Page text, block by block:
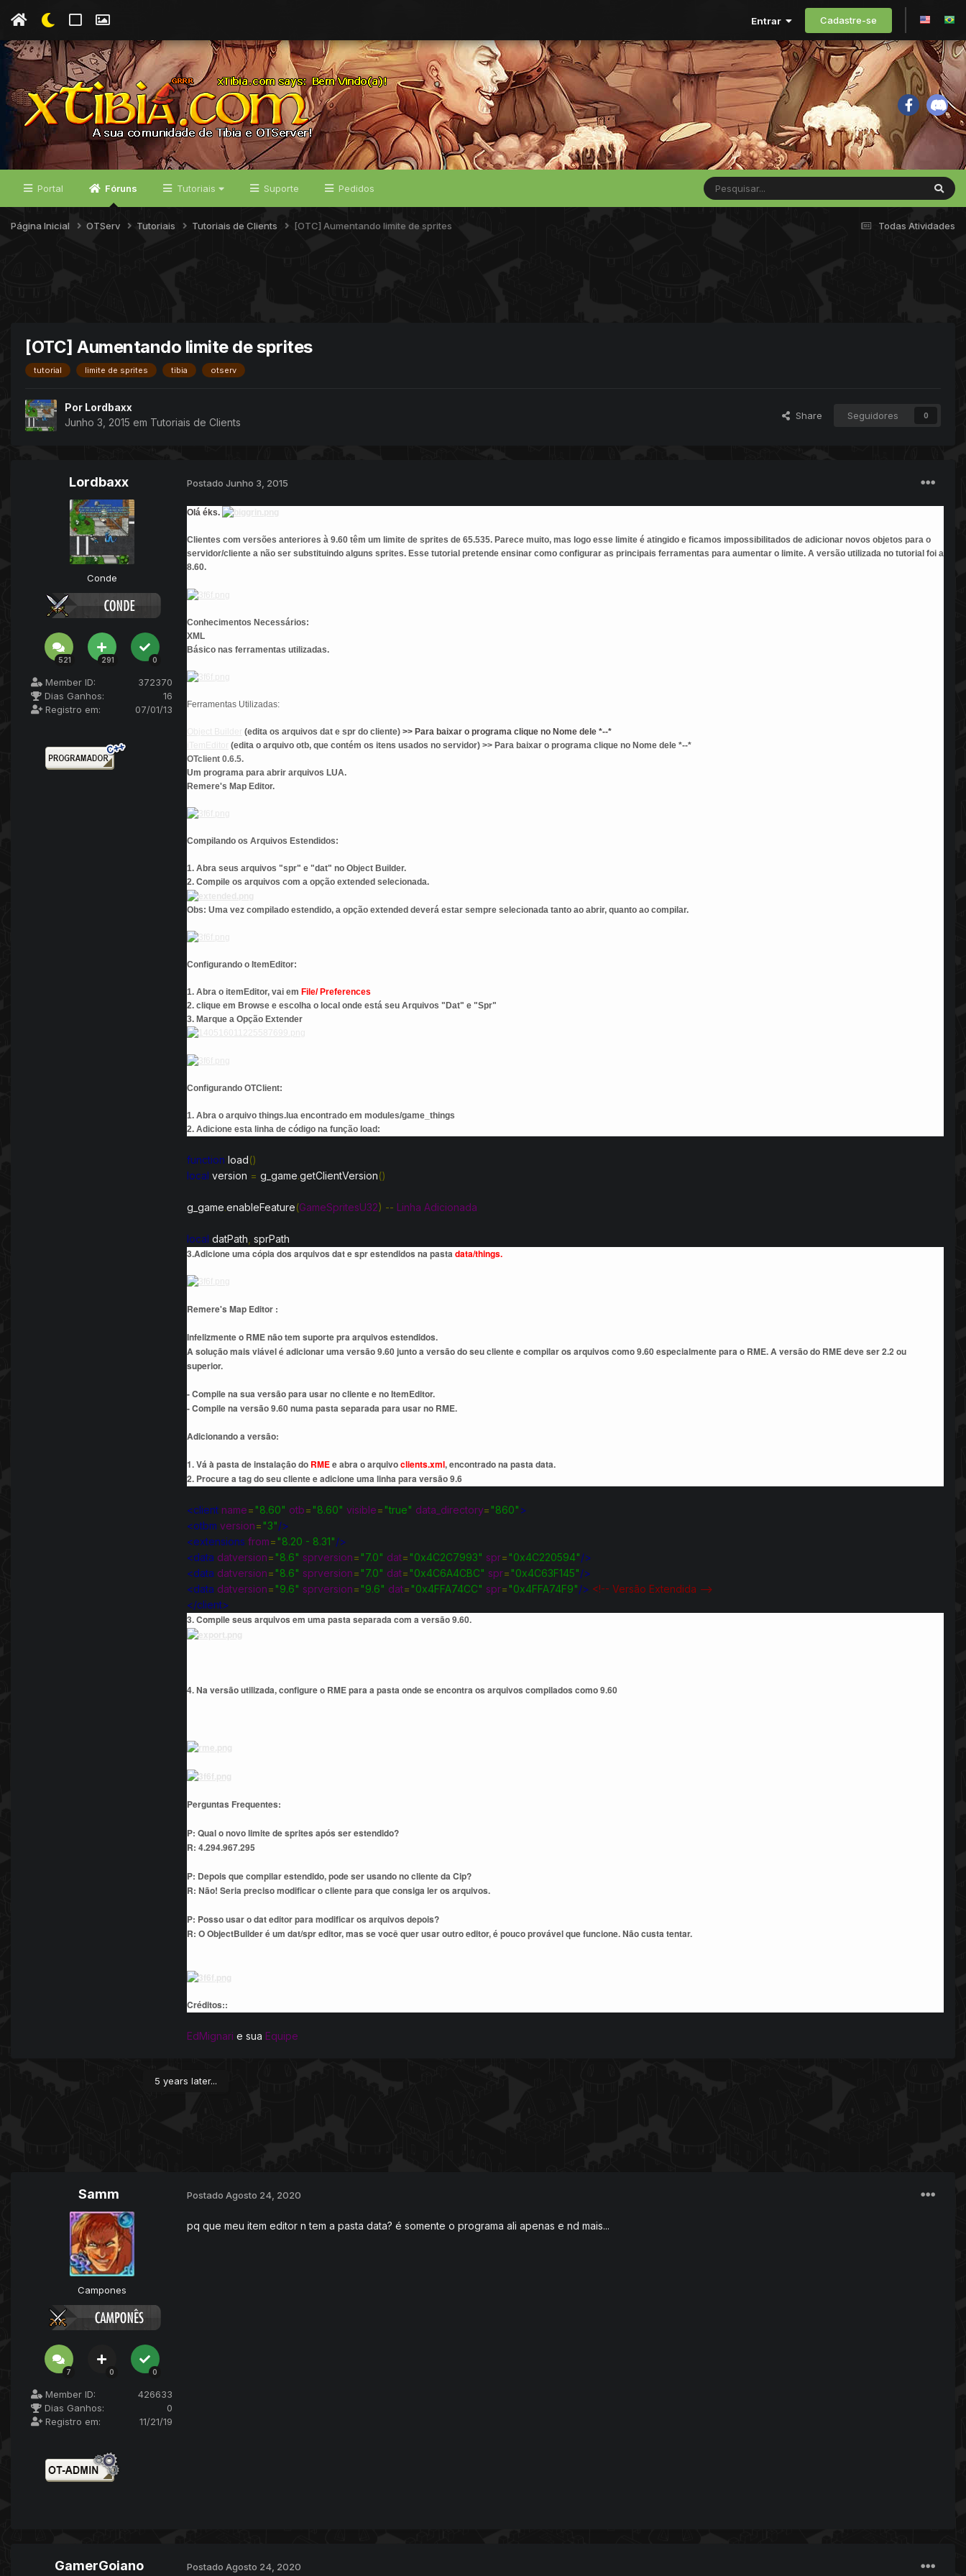
Entrar Cadastre-se
Portal Fóruns Tutoriais Suporte Pedidos
Todas Atividades
Página Inicial OTServ Tutoriais Tutoriais de Clients [OTC] Aumentando limite de sprites
[OTC] Aumentando limite de sprites
tutorial limite de sprites tibia otserv
Por Lordbaxx
Junho 3, 2015 em Tutoriais de Clients
Share Seguidores 0
Lordbaxx
Conde
521 291 0
Member ID:
372370
Dias Ganhos:
16
Registro em:
07/01/13
Postado Junho 3, 2015
Olá éks.
Clientes com versões anteriores à 9.60 têm um limite de sprites de 65.535. Parece muito, mas logo esse limite é atingido e ficamos impossibilitados de adicionar novos objetos para o
servidor/cliente a não ser substituindo alguns sprites. Esse tutorial pretende ensinar como configurar as principais ferramentas para aumentar o limite. A versão utilizada no tutorial foi a
8.60.
Conhecimentos Necessários:
XML
Básico nas ferramentas utilizadas.
Ferramentas Utilizadas:
(edita os arquivos dat e spr do cliente) >> Para baixar o programa clique no Nome dele *--*
(edita o arquivo otb, que contém os itens usados no servidor) >> Para baixar o programa clique no Nome dele *--*
OTclient 0.6.5.
Um programa para abrir arquivos LUA.
Remere's Map Editor.
Compilando os Arquivos Estendidos:
1. Abra seus arquivos "spr" e "dat" no Object Builder.
2. Compile os arquivos com a opção extended selecionada.
Obs: Uma vez compilado estendido, a opção extended deverá estar sempre selecionada tanto ao abrir, quanto ao compilar.
Configurando o ItemEditor:
1. Abra o itemEditor, vai em File/ Preferences
2. clique em Browse e escolha o local onde está seu Arquivos "Dat" e "Spr"
3. Marque a Opção Extender
Configurando OTClient:
1. Abra o arquivo things.lua encontrado em modules/game_things
2. Adicione esta linha de código na função load:
function load()
local version = g_game.getClientVersion()
g_game.enableFeature(GameSpritesU32) -- Linha Adicionada
local datPath sprPath
3.Adicione uma cópia dos arquivos dat e spr estendidos na pasta data/things.
Remere's Map Editor :
Infelizmente o RME não tem suporte pra arquivos estendidos.
A solução mais viável é adicionar uma versão 9.60 junto a versão do seu cliente e compilar os arquivos como 9.60 especialmente para o RME. A versão do RME deve ser 2.2 ou
superior.
- Compile na sua versão para usar no cliente e no ItemEditor.
- Compile na versão 9.60 numa pasta separada para usar no RME.
Adicionando a versão:
1. Vá à pasta de instalação do RMEe abra o arquivoclients.xml, encontrado na pasta data.
2. Procure a tag do seu cliente e adicione uma linha para versão 9.6
<client name="8.60" otb="8.60" visible="true" data_directory="860" >
<otbm version="3"/>
<extensions from="8.20 - 8.31"/>
<data datversion="8.6" sprversion="7.0" dat="0x4C2C7993" spr="0x4C220594"/>
<data datversion="8.6" sprversion="7.0" dat="0x4C6A4CBC" spr="0x4C63F145"/>
<data datversion="9.6" sprversion="9.6" dat="0x4FFA74CC" spr="0x4FFA74F9"/> <!-- Versão Extendida -->
</client>
3. Compile seus arquivos em uma pasta separada com a versão 9.60.
4. Na versão utilizada, configure o RME para a pasta onde se encontra os arquivos compilados como 9.60
Perguntas Frequentes:
P: Qual o novo limite de sprites após ser estendido?
R: 4.294.967.295
P: Depois que compilar estendido, pode ser usando no cliente da Cip?
R: Não! Seria preciso modificar o cliente para que consiga ler os arquivos.
P: Posso usar o dat editor para modificar os arquivos depois?
R: O ObjectBuilder é um dat/spr editor, mas se você quer usar outro editor, é pouco provável que funcione. Não custa tentar.
Créditos::
EdMignari e sua Equipe
5 years later...
Samm
Campones
7 0 0
Member ID:
426633
Dias Ganhos:
0
Registro em:
11/21/19
Postado Agosto 24, 2020
pq que meu item editor n tem a pasta data? é somente o programa ali apenas e nd mais...
GamerGoiano Postado Agosto 24, 2020